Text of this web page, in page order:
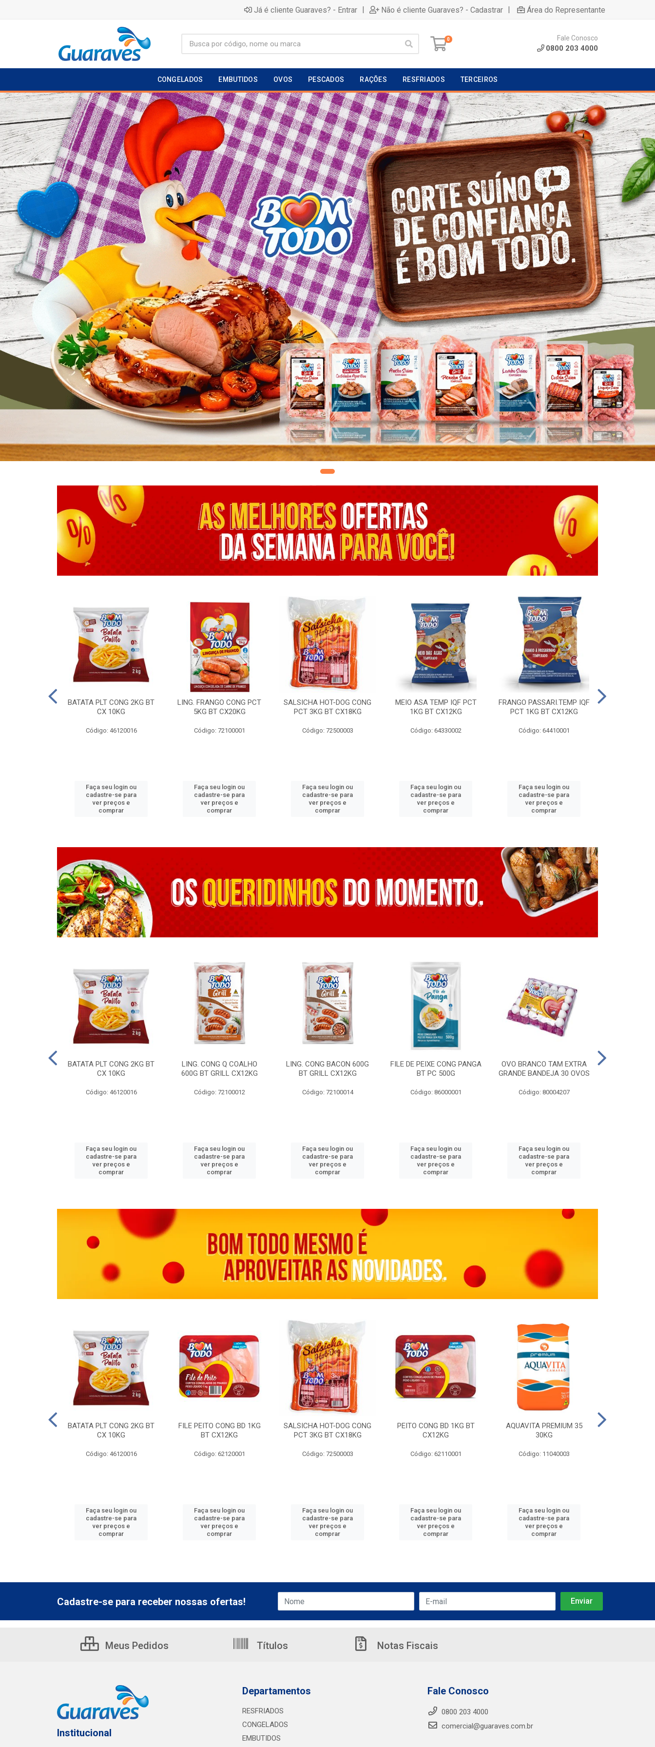
Já é cliente Guaraves? - Entrar | Não é cliente Guaraves? - Cadastrar | Área do Representante
0 Fale Conosco
0800 203 4000
CONGELADOS EMBUTIDOS OVOS PESCADOS RAÇÕES RESFRIADOS TERCEIROS
BATATA PLT CONG 2KG BT
CX 10KG
Código: 46120016
Faça seu login ou
cadastre-se para
ver preços e
comprar
LING. FRANGO CONG PCT
5KG BT CX20KG
Código: 72100001
Faça seu login ou
cadastre-se para
ver preços e
comprar
SALSICHA HOT-DOG CONG
PCT 3KG BT CX18KG
Código: 72500003
Faça seu login ou
cadastre-se para
ver preços e
comprar
MEIO ASA TEMP IQF PCT
1KG BT CX12KG
Código: 64330002
Faça seu login ou
cadastre-se para
ver preços e
comprar
FRANGO PASSARI.TEMP IQF
PCT 1KG BT CX12KG
Código: 64410001
Faça seu login ou
cadastre-se para
ver preços e
comprar
BATATA PLT CONG 2KG BT
CX 10KG
Código: 46120016
Faça seu login ou
cadastre-se para
ver preços e
comprar
LING. CONG Q COALHO
600G BT GRILL CX12KG
Código: 72100012
Faça seu login ou
cadastre-se para
ver preços e
comprar
LING. CONG BACON 600G
BT GRILL CX12KG
Código: 72100014
Faça seu login ou
cadastre-se para
ver preços e
comprar
FILE DE PEIXE CONG PANGA
BT PC 500G
Código: 86000001
Faça seu login ou
cadastre-se para
ver preços e
comprar
OVO BRANCO TAM EXTRA
GRANDE BANDEJA 30 OVOS
Código: 80004207
Faça seu login ou
cadastre-se para
ver preços e
comprar
BATATA PLT CONG 2KG BT
CX 10KG
Código: 46120016
Faça seu login ou
cadastre-se para
ver preços e
comprar
FILE PEITO CONG BD 1KG
BT CX12KG
Código: 62120001
Faça seu login ou
cadastre-se para
ver preços e
comprar
SALSICHA HOT-DOG CONG
PCT 3KG BT CX18KG
Código: 72500003
Faça seu login ou
cadastre-se para
ver preços e
comprar
PEITO CONG BD 1KG BT
CX12KG
Código: 62110001
Faça seu login ou
cadastre-se para
ver preços e
comprar
AQUAVITA PREMIUM 35
30KG
Código: 11040003
Faça seu login ou
cadastre-se para
ver preços e
comprar
Cadastre-se para receber nossas ofertas!
Meus Pedidos Títulos Notas Fiscais
Institucional
Departamentos
RESFRIADOS
CONGELADOS
EMBUTIDOS
Fale Conosco
0800 203 4000
comercial@guaraves.com.br